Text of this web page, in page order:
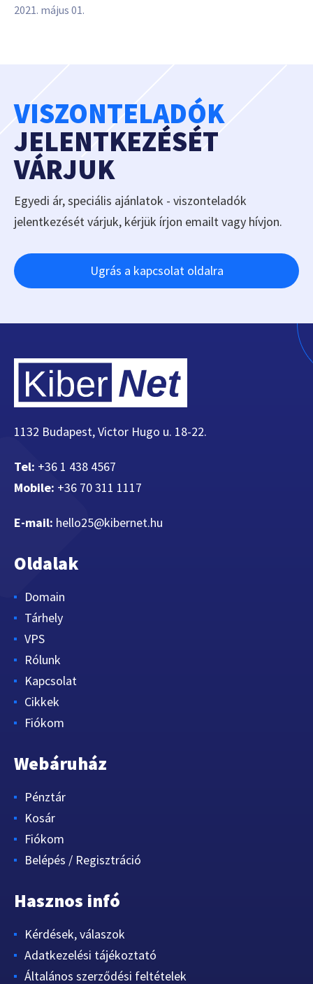
2021. május 01.
VISZONTELADÓK
JELENTKEZÉSÉT
VÁRJUK
Egyedi ár, speciális ajánlatok - viszonteladók
jelentkezését várjuk, kérjük írjon emailt vagy hívjon.
Ugrás a kapcsolat oldalra
1132 Budapest, Victor Hugo u. 18-22.
Tel: +36 1 438 4567
Mobile: +36 70 311 1117
E-mail: hello25@kibernet.hu
Oldalak
Domain
Tárhely
VPS
Rólunk
Kapcsolat
Cikkek
Fiókom
Webáruház
Pénztár
Kosár
Fiókom
Belépés / Regisztráció
Hasznos infó
Kérdések, válaszok
Adatkezelési tájékoztató
Általános szerződési feltételek